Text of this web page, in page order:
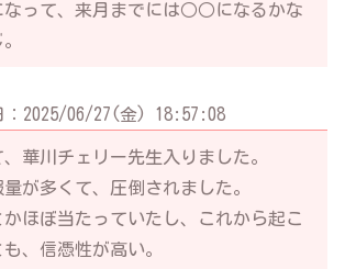
って、来月までには○○になるかな
：2025/06/27(金) 18:57:08
華川チェリー先生入りました。
が多くて、圧倒されました。
ほぼ当たっていたし、これから起こ
、信憑性が高い。